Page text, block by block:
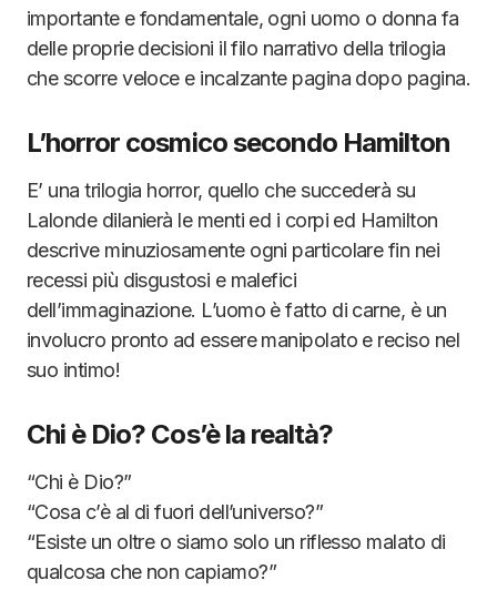
importante e fondamentale, ogni uomo o donna fa
delle proprie decisioni il filo narrativo della trilogia
che scorre veloce e incalzante pagina dopo pagina.
L’horror cosmico secondo Hamilton
E’ una trilogia horror, quello che succederà su
Lalonde dilanierà le menti ed i corpi ed Hamilton
descrive minuziosamente ogni particolare fin nei
recessi più disgustosi e malefici
dell’immaginazione. L’uomo è fatto di carne, è un
involucro pronto ad essere manipolato e reciso nel
suo intimo!
Chi è Dio? Cos’è la realtà?
“Chi è Dio?”
“Cosa c’è al di fuori dell’universo?”
“Esiste un oltre o siamo solo un riflesso malato di
qualcosa che non capiamo?”